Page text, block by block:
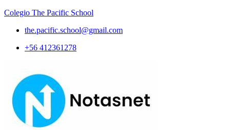
Colegio The Pacific School
the.pacific.school@gmail.com
+56 412361278